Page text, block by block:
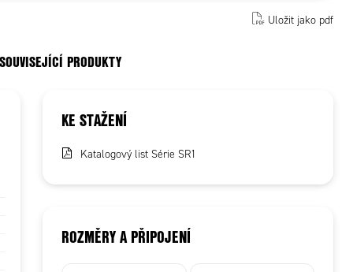
Uložit jako pdf
PRODUKTY
KE STAŽENÍ
Katalogový list Série SR1
ROZMĚRY A PŘIPOJENÍ